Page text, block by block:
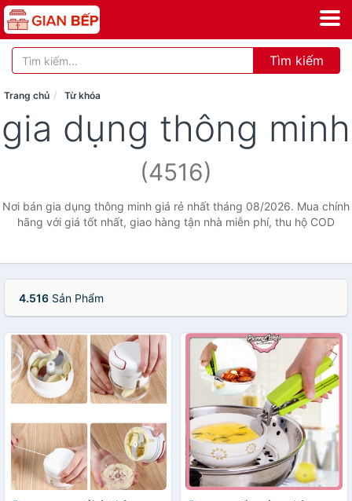
Tìm kiếm
Trang chủ Từ khóa
gia dụng thông minh
(4516)
Nơi bán gia dụng thông minh giá rẻ nhất tháng 08/2026. Mua chính
hãng với giá tốt nhất, giao hàng tận nhà miễn phí, thu hộ COD
4.516 Sản Phẩm